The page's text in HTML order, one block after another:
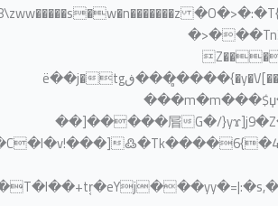
�O�>�:�T{��O���S��� ,8\zww�����s�w�n�������z��ߓ�[oU��o>_WONn��_s�vր���d��L��`�5�������]��g_�^��_o����Y[�Z�^҆���_��|s�=�������K�c��/